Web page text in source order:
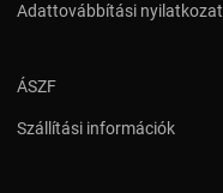
Adattovábbítási nyilatkozat
ÁSZF
Szállítási információk